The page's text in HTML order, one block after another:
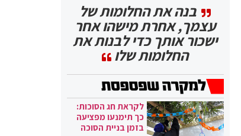
בנה את החלומות של
עצמך, אחרת מישהו אחר
ישכור אותך כדי לבנות את
החלומות שלו
לקראת חג הסוכות:
כך תימנעו מפציעה
בזמן בניית הסוכה